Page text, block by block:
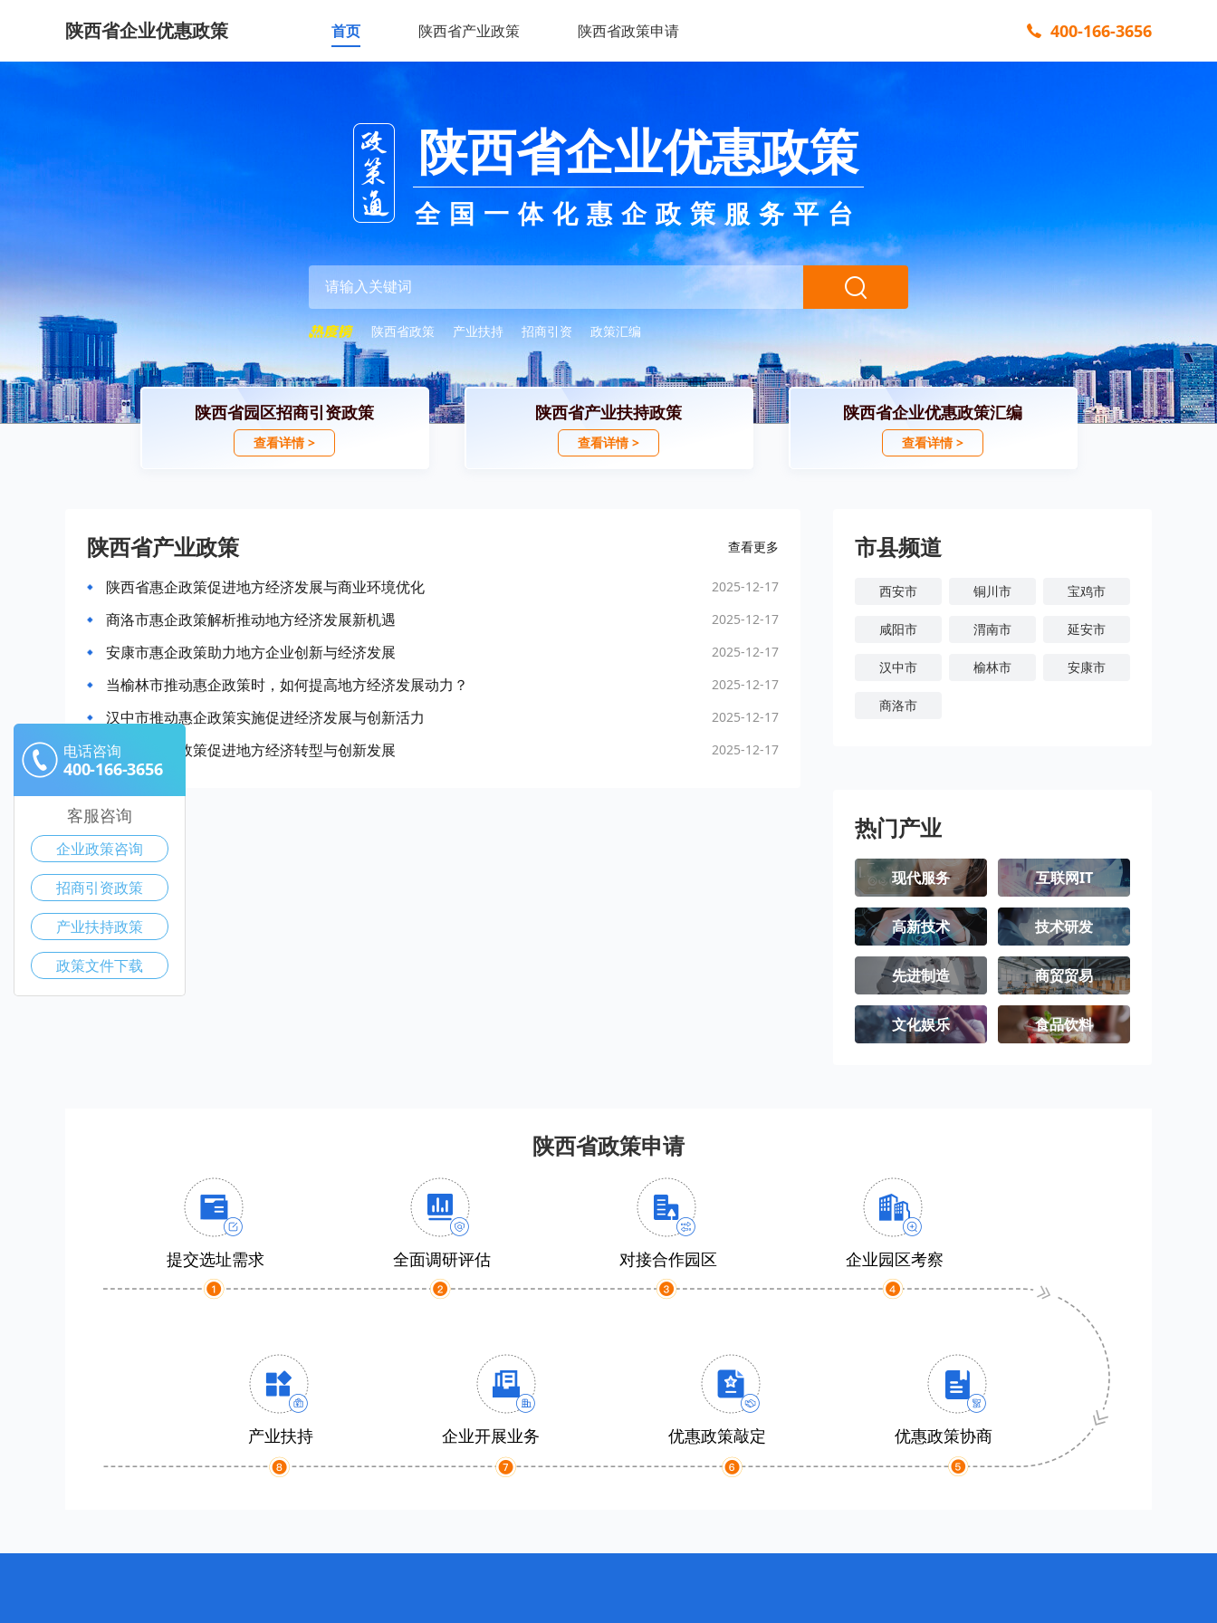
陕西省企业优惠政策 首页 陕西省产业政策 陕西省政策申请 400-166-3656
陕西省企业优惠政策
全国一体化惠企政策服务平台
陕西省政策 产业扶持 招商引资 政策汇编
陕西省园区招商引资政策
查看详情 >
陕西省产业扶持政策
查看详情 >
陕西省企业优惠政策汇编
查看详情 >
陕西省产业政策 查看更多
陕西省惠企政策促进地方经济发展与商业环境优化 2025-12-17
商洛市惠企政策解析推动地方经济发展新机遇 2025-12-17
安康市惠企政策助力地方企业创新与经济发展 2025-12-17
当榆林市推动惠企政策时，如何提高地方经济发展动力？ 2025-12-17
汉中市推动惠企政策实施促进经济发展与创新活力 2025-12-17
延安市惠企政策促进地方经济转型与创新发展 2025-12-17
市县频道
西安市 铜川市 宝鸡市
咸阳市 渭南市 延安市
汉中市 榆林市 安康市
商洛市
热门产业
现代服务 互联网IT
高新技术 技术研发
先进制造 商贸贸易
文化娱乐 食品饮料
陕西省政策申请
提交选址需求 全面调研评估 对接合作园区 企业园区考察
产业扶持 企业开展业务 优惠政策敲定 优惠政策协商
电话咨询
400-166-3656
客服咨询
企业政策咨询
招商引资政策
产业扶持政策
政策文件下载